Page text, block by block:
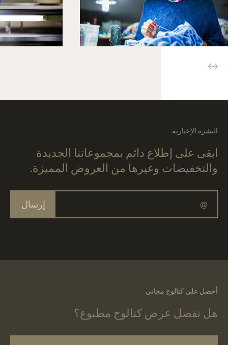
النشرة الإخبارية
ابقى على إطلاع دائم بمجموعاتنا الجديدة
والتخفيضات وغيرها من العروض المميزة.
إرسال
أحصل على كتالوج مجاني
هل تفضل عرض كتالوج مطبوع؟